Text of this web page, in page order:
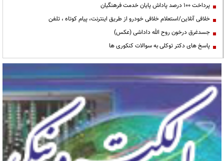
پرداخت ۱۰۰ درصد پاداش پایان خدمت فرهنگیان
خلافی آنلاین/استعلام خلافی خودرو از طریق اینترنت، پیام کوتاه ، تلفن
جسدغرق درخون روح الله داداشی (عکس)
پاسخ های دکتر توکلی به سوالات کنکوری ها